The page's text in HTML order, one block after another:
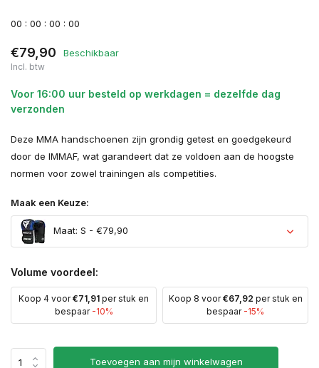
00 : 00 : 00 : 00
€79,90 Beschikbaar
Incl. btw
Voor 16:00 uur besteld op werkdagen = dezelfde dag
verzonden
Deze MMA handschoenen zijn grondig getest en goedgekeurd
door de IMMAF, wat garandeert dat ze voldoen aan de hoogste
normen voor zowel trainingen als competities.
Maak een Keuze:
Maat: S - €79,90
Volume voordeel:
Koop 4 voor€71,91 per stuk en
bespaar -10%
Koop 8 voor€67,92 per stuk en
bespaar -15%
Toevoegen aan mijn winkelwagen